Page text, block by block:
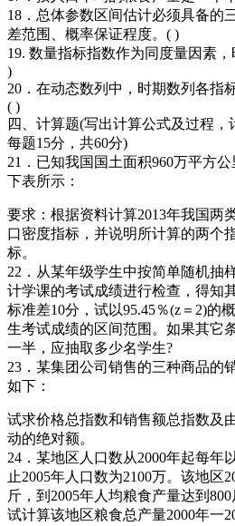
18．总体参数区间估计必须具备的
差范围、概率保证程度。( )
19. 数量指标指数作为同度量因素
)
20．在动态数列中，时期数列各指
( )
四、计算题(写出计算公式及过程，
每题15分，共60分)
21．已知我国国土面积960万平方
下表所示：
要求：根据资料计算2013年我国两
口密度指标，并说明所计算的两个
标。
22．从某年级学生中按简单随机抽
计学课的考试成绩进行检查，得知
标准差10分，试以95.45％(z＝2)的
生考试成绩的区间范围。如果其它
一半，应抽取多少名学生?
23．某集团公司销售的三种商品的
如下：
试求价格总指数和销售额总指数及
动的绝对额。
24．某地区人口数从2000年起每
止2005年人口数为2100万。该地区
斤，到2005年人均粮食产量达到800
试计算该地区粮食总产量2000年一